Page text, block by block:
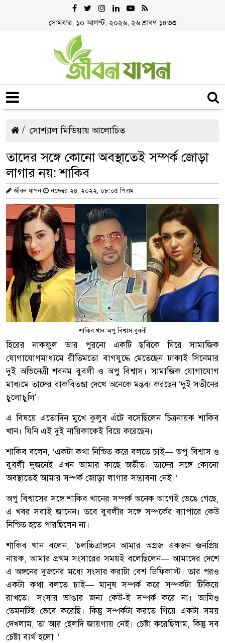
সোমবার, ১০ আগস্ট, ২০২৬, ২৬ শ্রাবণ ১৪৩৩
সোশ্যাল মিডিয়ায় আলোচিত
তাদের সঙ্গে কোনো অবস্থাতেই সম্পর্ক জোড়া
লাগার নয়: শাকিব
জীবন যাপন নভেম্বর ২৪, ২০২২, ০৮:০৫ পিএম
শাকিব খান-অপু বিশ্বাস-বুবলী
হিরের নাকফুল আর পুরনো একটি ছবিকে ঘিরে সামাজিক
যোগাযোগমাধ্যমে রীতিমতো বাগযুদ্ধে মেতেছেন ঢাকাই সিনেমার
দুই অভিনেত্রী শবনম বুবলী ও অপু বিশ্বাস। সামাজিক যোগাযোগ
মাধ্যমে তাদের বাকবিতণ্ডা দেখে অনেকে মন্তব্য করছেন ‘দুই সতীনের
চুলোচুলি’।
এ বিষয়ে এতোদিন মুখে কুলুব এঁটে বসেছিলেন চিত্রনায়ক শাকিব
খান। যিনি এই দুই নায়িকাকেই বিয়ে করেছেন।
শাকিব বলেন, ‘একটা কথা নিশ্চিত করে বলতে চাই— অপু বিশ্বাস ও
বুবলী দুজনেই এখন আমার কাছে অতীত। তাদের সঙ্গে কোনো
অবস্থাতেই আমার সম্পর্ক জোড়া লাগার সম্ভাবনা নেই।’
অপু বিশ্বাসের সঙ্গে শাকিব খানের সম্পর্ক অনেক আগেই ভেঙে গেছে,
এ খবর সবাই জানেন। তবে বুবলীর সঙ্গে সম্পর্কের ব্যাপারে কেউ
নিশ্চিত হতে পারছিলেন না।
শাকিব খান বলেন, ‘চলচ্চিত্রাঙ্গনে আমার অগ্রজ একজন জনপ্রিয়
নায়ক, আমার প্রথম সংসারের সময়ই বলেছিলেন— আমাদের দেশে
এ অঙ্গনের দুজনের মধ্যে সংসার করাটা বেশ ডিফিকাল্ট। তার পরও
একটা কথা বলতে চাই— মানুষ সম্পর্ক করে সম্পর্কটা টিকিয়ে
রাখতে। সংসার ভাঙার জন্য কেউ-ই সম্পর্ক করে না। আমিও
তেমনটিই ভেবে করেছি। কিন্তু সম্পর্কটা করতে গিয়ে একটা সময়
দেখলাম, তা আর হেলদি জায়গায় নেই। চেষ্টা করেছিলাম, কিন্তু সব
চেষ্টা ব্যর্থ হলো।’